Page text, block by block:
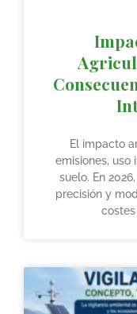
El impacto
emisiones, uso
suelo. En
precisión y